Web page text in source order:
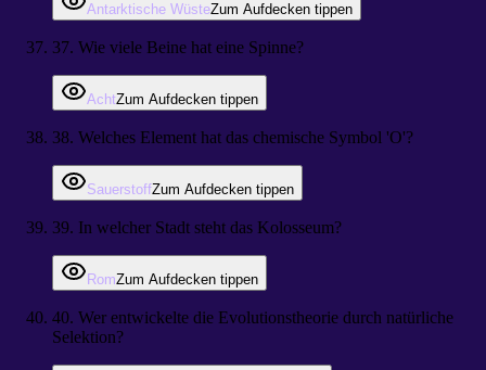
Antarktische WüsteZum Aufdecken tippen
37. Wie viele Beine hat eine Spinne?
AchtZum Aufdecken tippen
38. Welches Element hat das chemische Symbol 'O'?
SauerstoffZum Aufdecken tippen
39. In welcher Stadt steht das Kolosseum?
RomZum Aufdecken tippen
40. Wer entwickelte die Evolutionstheorie durch natürliche
Selektion?